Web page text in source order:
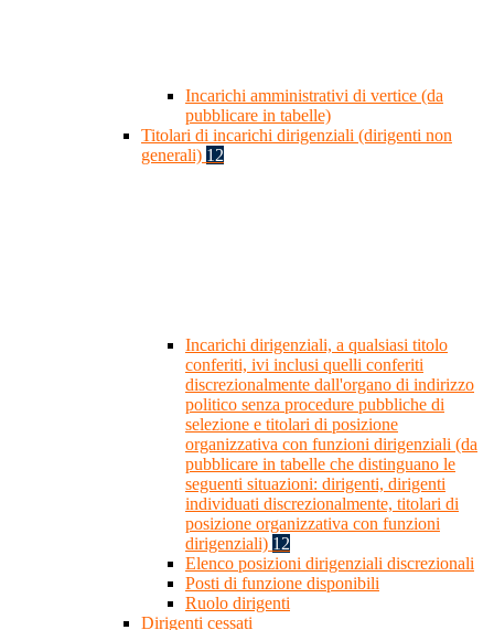
Incarichi amministrativi di vertice (da
pubblicare in tabelle)
Titolari di incarichi dirigenziali (dirigenti non
generali) 12
Incarichi dirigenziali, a qualsiasi titolo
conferiti, ivi inclusi quelli conferiti
discrezionalmente dall'organo di indirizzo
politico senza procedure pubbliche di
selezione e titolari di posizione
organizzativa con funzioni dirigenziali (da
pubblicare in tabelle che distinguano le
seguenti situazioni: dirigenti, dirigenti
individuati discrezionalmente, titolari di
posizione organizzativa con funzioni
dirigenziali) 12
Elenco posizioni dirigenziali discrezionali
Posti di funzione disponibili
Ruolo dirigenti
Dirigenti cessati